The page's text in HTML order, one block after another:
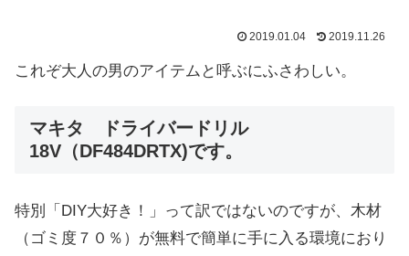
2019.01.04 2019.11.26
これぞ大人の男のアイテムと呼ぶにふさわしい。
マキタ ドライバードリル
18V（DF484DRTX)です。
特別「DIY大好き！」って訳ではないのですが、木材
（ゴミ度７０％）が無料で簡単に手に入る環境におり